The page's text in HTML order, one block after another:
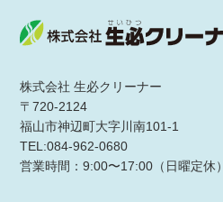
株式会社 生必クリーナー
〒720-2124
福山市神辺町大字川南101-1
TEL:084-962-0680
営業時間：9:00〜17:00（日曜定休）